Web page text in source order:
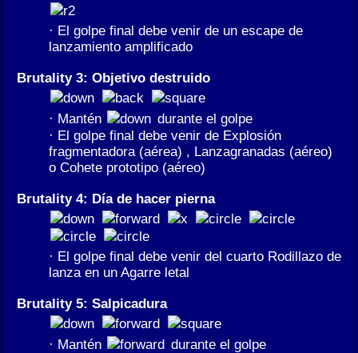
· El golpe final debe venir de un escape de
lanzamiento amplificado
Brutality 3: Objetivo destruido
· Mantén
durante el golpe
· El golpe final debe venir de Explosión
fragmentadora (aérea) , Lanzagranadas (aéreo)
o Cohete prototipo (aéreo)
Brutality 4: Día de hacer pierna
· El golpe final debe venir del cuarto Rodillazo de
lanza en un Agarre letal
Brutality 5: Salpicadura
· Mantén durante el golpe